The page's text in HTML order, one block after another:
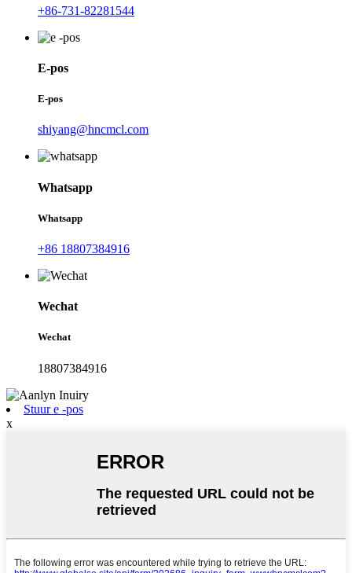
+86-731-82281544
E-pos
E-pos
shiyang@hncmcl.com
Whatsapp
Whatsapp
+86 18807384916
Wechat
Wechat
18807384916
Stuur e -pos
x